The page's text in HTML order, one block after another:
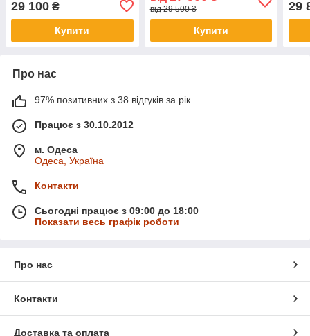
29 100 ₴
Купити
від 29 500 ₴
Купити
29
Про нас
97% позитивних з 38 відгуків за рік
Працює з 30.10.2012
м. Одеса
Одеса, Україна
Контакти
Сьогодні працює з 09:00 до 18:00
Показати весь графік роботи
Про нас
Контакти
Доставка та оплата